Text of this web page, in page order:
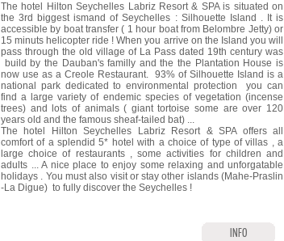
The hotel Hilton Seychelles Labriz Resort & SPA is situated on
the 3rd biggest ismand of Seychelles : Silhouette Island . It is
accessible by boat transfer ( 1 hour boat from Belombre Jetty) or
15 minuts helicopter ride ! When you arrive on the Island you will
pass through the old village of La Pass dated 19th century was
build by the Dauban's familly and the the Plantation House is
now use as a Creole Restaurant. 93% of Silhouette Island is a
national park dedicated to environmental protection you can
find a large variety of endemic species of vegetation (incense
trees) and lots of animals ( giant tortoise some are over 120
years old and the famous sheaf-tailed bat) ...
The hotel Hilton Seychelles Labriz Resort & SPA offers all
comfort of a splendid 5* hotel with a choice of type of villas , a
large choice of restaurants , some activities for children and
adults ... A nice place to enjoy some relaxing and unforgatable
holidays . You must also visit or stay other islands (Mahe-Praslin
-La Digue) to fully discover the Seychelles !
INFO